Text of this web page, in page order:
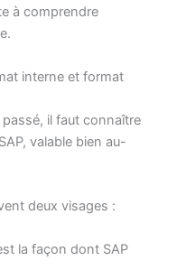
à comprendre
interne et format
passé, il faut connaître
valable bien au-
deux visages :
la façon dont SAP